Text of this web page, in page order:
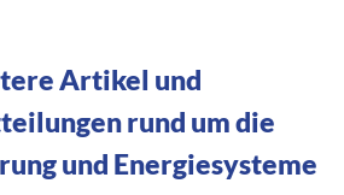
Artikel und
rund um die
und Energiesysteme